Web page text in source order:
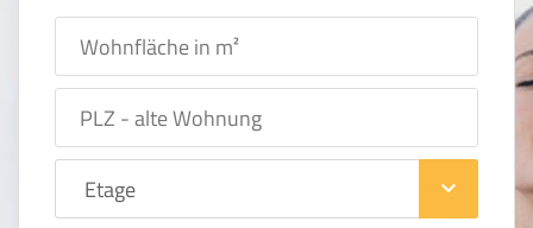
keyboard_arrow_down